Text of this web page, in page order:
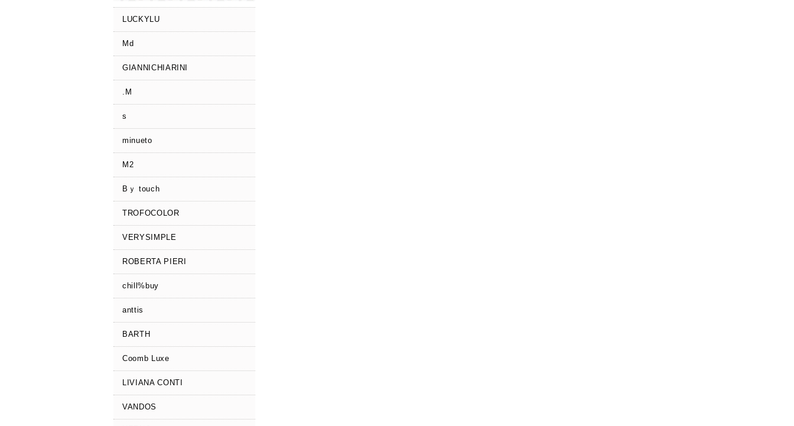
LUCKYLU
Md
GIANNICHIARINI
.M
s
minueto
M2
Bｙ touch
TROFOCOLOR
VERYSIMPLE
ROBERTA PIERI
chill%buy
anttis
BARTH
Coomb Luxe
LIVIANA CONTI
VANDOS